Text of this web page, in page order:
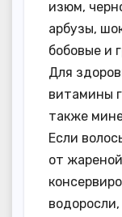
изюм,
арбузы,
бобовые и
Для
витамины
также
Если
от